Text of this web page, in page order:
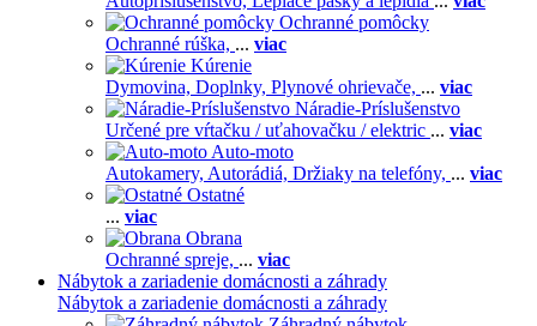
Ochranné pomôcky
Ochranné rúška, ... viac
Kúrenie
Dymovina, Doplnky, Plynové ohrievače, ... viac
Náradie-Príslušenstvo
Určené pre vŕtačku / uťahovačku / elektric ... viac
Auto-moto
Autokamery, Autorádiá, Držiaky na telefóny, ... viac
Ostatné
... viac
Obrana
Ochranné spreje, ... viac
Nábytok a zariadenie domácnosti a záhrady
Nábytok a zariadenie domácnosti a záhrady